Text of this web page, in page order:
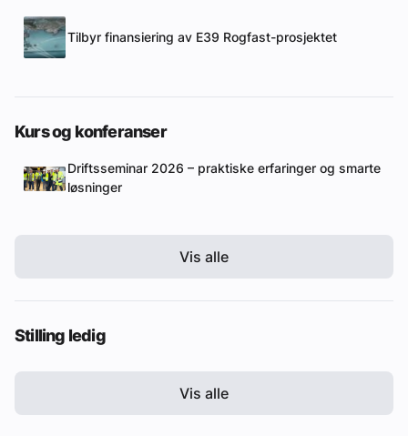
Tilbyr finansiering av E39 Rogfast-prosjektet
Kurs og konferanser
Driftsseminar 2026 – praktiske erfaringer og smarte
løsninger
Vis alle
Stilling ledig
Vis alle